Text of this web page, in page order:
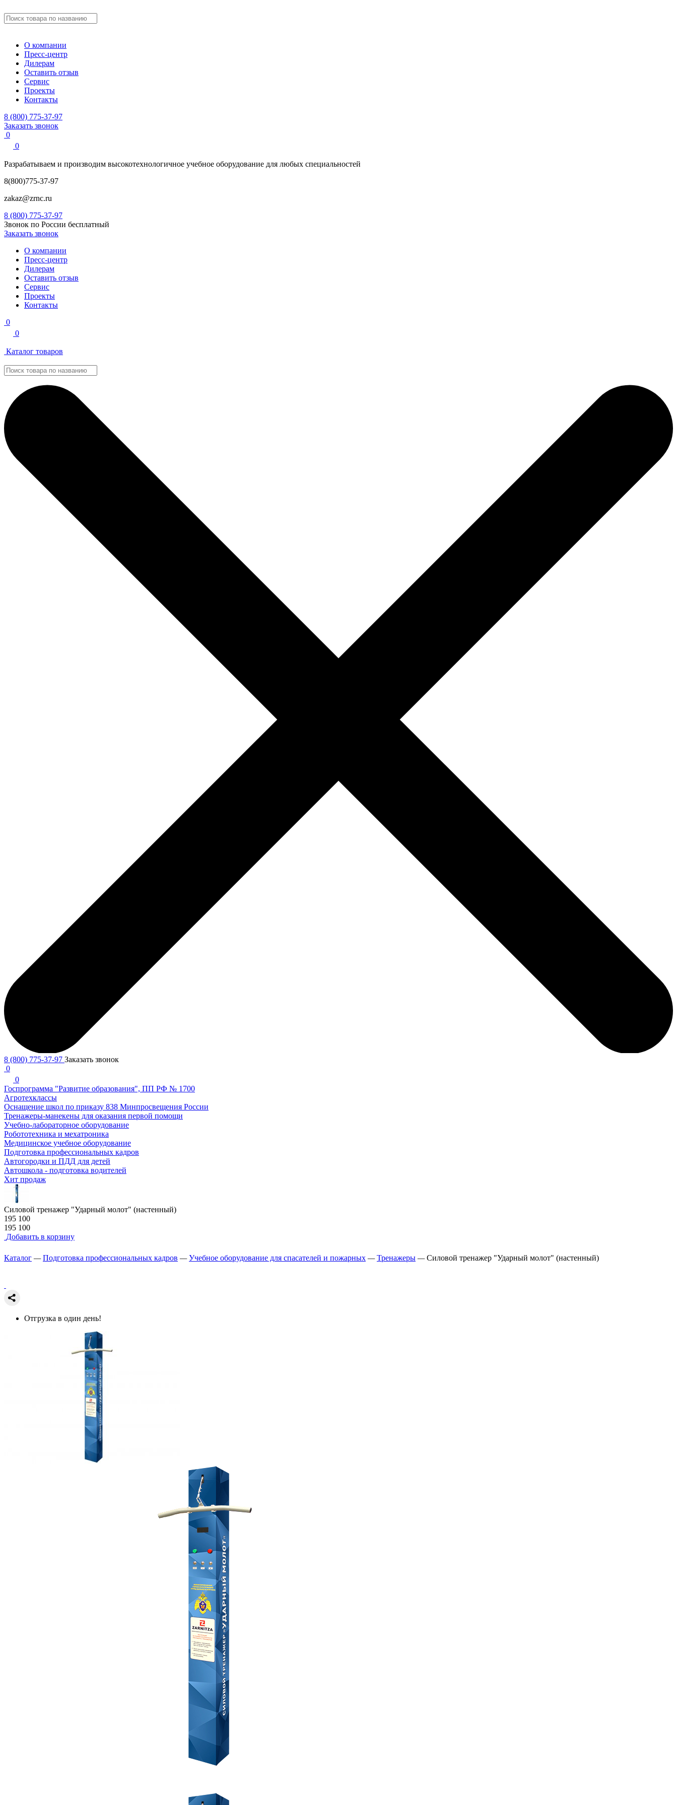
О компании
Пресс-центр
Дилерам
Оставить отзыв
Сервис
Проекты
Контакты
8 (800) 775-37-97
Заказать звонок
0
0
Разрабатываем и производим высокотехнологичное учебное оборудование для любых специальностей
8(800)775-37-97
zakaz@zrnc.ru
8 (800) 775-37-97
Звонок по России бесплатный
Заказать звонок
О компании
Пресс-центр
Дилерам
Оставить отзыв
Сервис
Проекты
Контакты
0
0
Каталог товаров
8 (800) 775-37-97 Заказать звонок
0
0
Госпрограмма "Развитие образования", ПП РФ № 1700
Агротехклассы
Оснащение школ по приказу 838 Минпросвещения России
Тренажеры-манекены для оказания первой помощи
Учебно-лабораторное оборудование
Робототехника и мехатроника
Медицинское учебное оборудование
Подготовка профессиональных кадров
Автогородки и ПДД для детей
Автошкола - подготовка водителей
Хит продаж
Силовой тренажер "Ударный молот" (настенный)
195 100
195 100
Добавить в корзину
Каталог —Подготовка профессиональных кадров —Учебное оборудование для спасателей и пожарных —Тренажеры —Силовой тренажер "Ударный молот" (настенный)
Отгрузка в один день!